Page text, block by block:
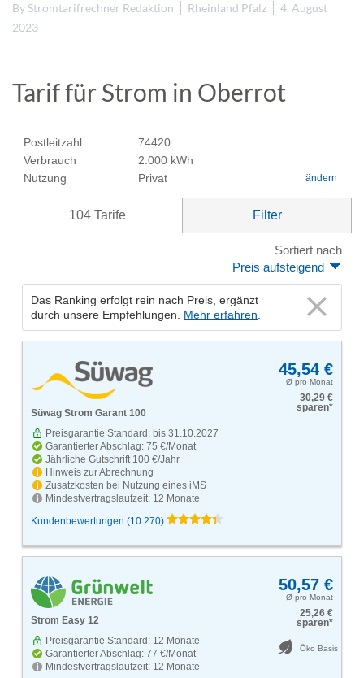
By Stromtarifrechner Redaktion Rheinland Pfalz
4. August
2023
Tarif für Strom in Oberrot